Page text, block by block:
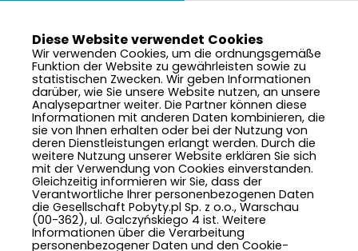
Jolanta
9 Tage, September 2025
Hinzugefügt: 4.9.2025
10,0
Diese Website verwendet Cookies
Wir verwenden Cookies, um die ordnungsgemäße
Funktion der Website zu gewährleisten sowie zu
statistischen Zwecken. Wir geben Informationen
darüber, wie Sie unsere Website nutzen, an unsere
Analysepartner weiter. Die Partner können diese
Informationen mit anderen Daten kombinieren, die
sie von Ihnen erhalten oder bei der Nutzung von
deren Dienstleistungen erlangt werden. Durch die
weitere Nutzung unserer Website erklären Sie sich
mit der Verwendung von Cookies einverstanden.
Gleichzeitig informieren wir Sie, dass der
Verantwortliche Ihrer personenbezogenen Daten
die Gesellschaft Pobyty.pl Sp. z o.o., Warschau
(00-362), ul. Galczyńskiego 4 ist. Weitere
Informationen über die Verarbeitung
personenbezogener Daten und den Cookie-